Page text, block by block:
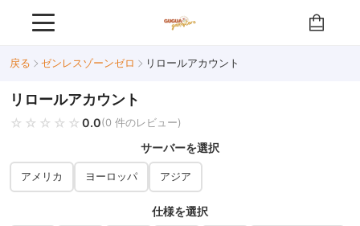
戻る ゼンレスゾーンゼロ リロールアカウント
リロールアカウント
☆☆☆☆☆
★★★★★ 0.0(0 件のレビュー)
サーバーを選択
アメリカ ヨーロッパ アジア
仕様を選択